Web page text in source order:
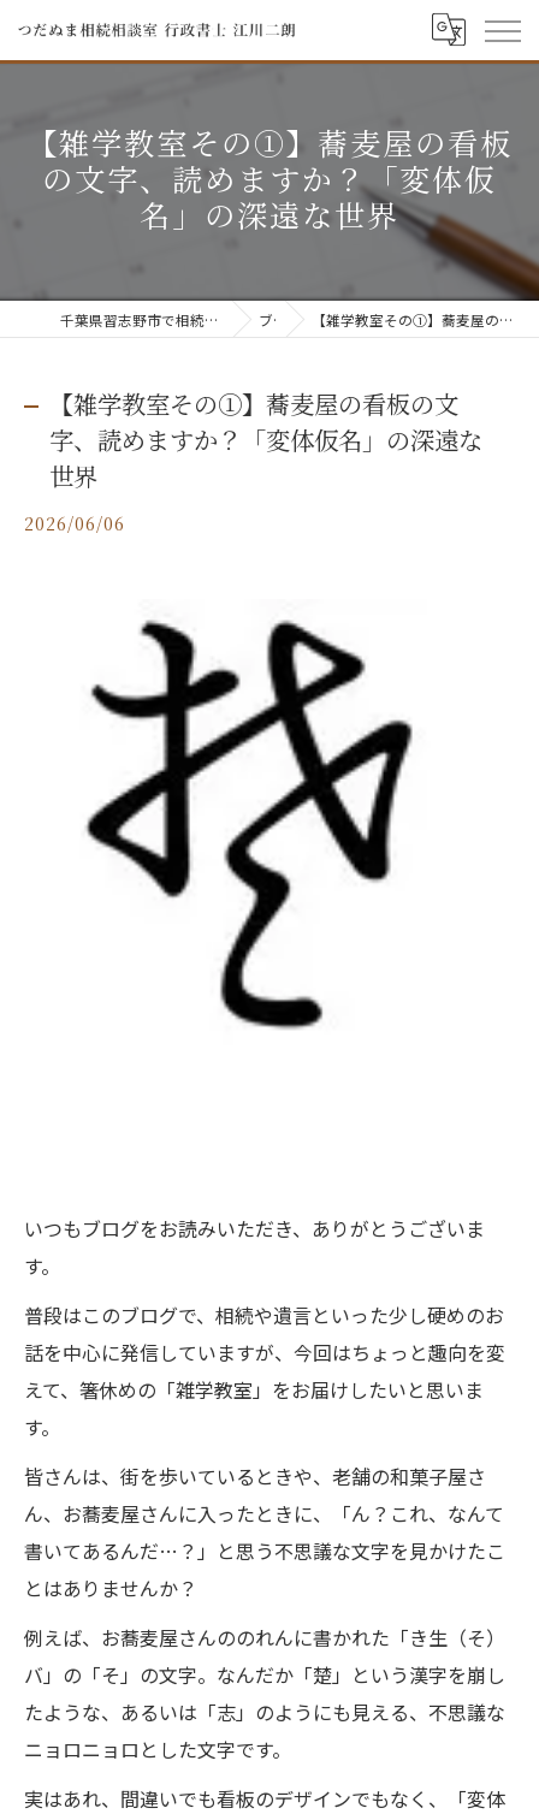
【雑学教室その①】蕎麦屋の看板
の文字、読めますか？「変体仮
名」の深遠な世界
千葉県習志野市で相続ならつだぬま相続相談室 行政書士 江川二朗 ブログ 【雑学教室その①】蕎麦屋の看板の文字、読めますか？「変体仮名」の深遠な世界
【雑学教室その①】蕎麦屋の看板の文
字、読めますか？「変体仮名」の深遠な
世界
2026/06/06
いつもブログをお読みいただき、ありがとうございま
す。
普段はこのブログで、相続や遺言といった少し硬めのお
話を中心に発信していますが、今回はちょっと趣向を変
えて、箸休めの「雑学教室」をお届けしたいと思いま
す。
皆さんは、街を歩いているときや、老舗の和菓子屋さ
ん、お蕎麦屋さんに入ったときに、「ん？これ、なんて
書いてあるんだ…？」と思う不思議な文字を見かけたこ
とはありませんか？
例えば、お蕎麦屋さんののれんに書かれた「き生（そ）
バ」の「そ」の文字。なんだか「楚」という漢字を崩し
たような、あるいは「志」のようにも見える、不思議な
ニョロニョロとした文字です。
実はあれ、間違いでも看板のデザインでもなく、「変体